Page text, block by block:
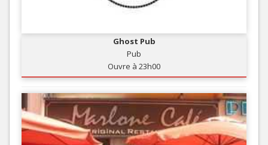
Ghost Pub
Pub
Ouvre à 23h00